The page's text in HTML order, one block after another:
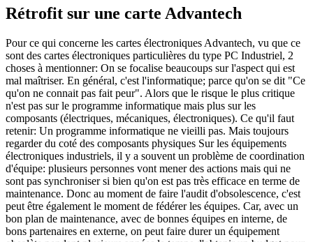
Rétrofit sur une carte Advantech
Pour ce qui concerne les cartes électroniques Advantech, vu que ce
sont des cartes électroniques particulières du type PC Industriel, 2
choses à mentionner: On se focalise beaucoups sur l'aspect qui est
mal maîtriser. En général, c'est l'informatique; parce qu'on se dit "Ce
qu'on ne connait pas fait peur". Alors que le risque le plus critique
n'est pas sur le programme informatique mais plus sur les
composants (électriques, mécaniques, électroniques). Ce qu'il faut
retenir: Un programme informatique ne vieilli pas. Mais toujours
regarder du coté des composants physiques Sur les équipements
électroniques industriels, il y a souvent un problème de coordination
d'équipe: plusieurs personnes vont mener des actions mais qui ne
sont pas synchroniser si bien qu'on est pas très efficace en terme de
maintenance. Donc au moment de faire l'audit d'obsolescence, c'est
peut être également le moment de fédérer les équipes. Car, avec un
bon plan de maintenance, avec de bonnes équipes en interne, de
bons partenaires en externe, on peut faire durer un équipement